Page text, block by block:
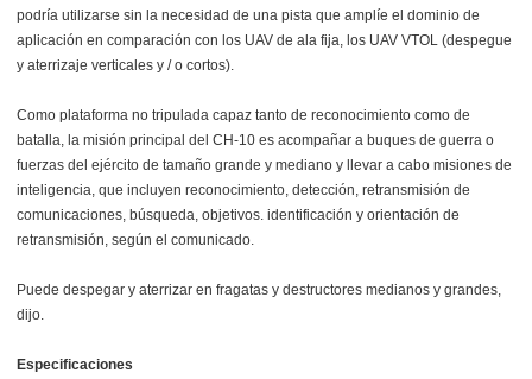
podría utilizarse sin la necesidad de una pista que amplíe el dominio de
aplicación en comparación con los UAV de ala fija, los UAV VTOL (despegue
y aterrizaje verticales y / o cortos).
Como plataforma no tripulada capaz tanto de reconocimiento como de
batalla, la misión principal del CH-10 es acompañar a buques de guerra o
fuerzas del ejército de tamaño grande y mediano y llevar a cabo misiones de
inteligencia, que incluyen reconocimiento, detección, retransmisión de
comunicaciones, búsqueda, objetivos. identificación y orientación de
retransmisión, según el comunicado.
Puede despegar y aterrizar en fragatas y destructores medianos y grandes,
dijo.
Especificaciones